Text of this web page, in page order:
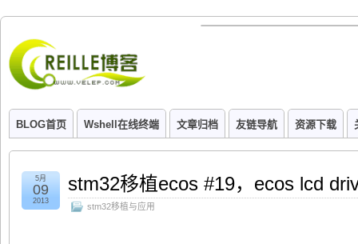
BLOG首页 Wshell在线终端 文章归档 友链导航 资源下载
stm32移植ecos #19，ecos lcd
stm32移植与应用
5月
09
2013